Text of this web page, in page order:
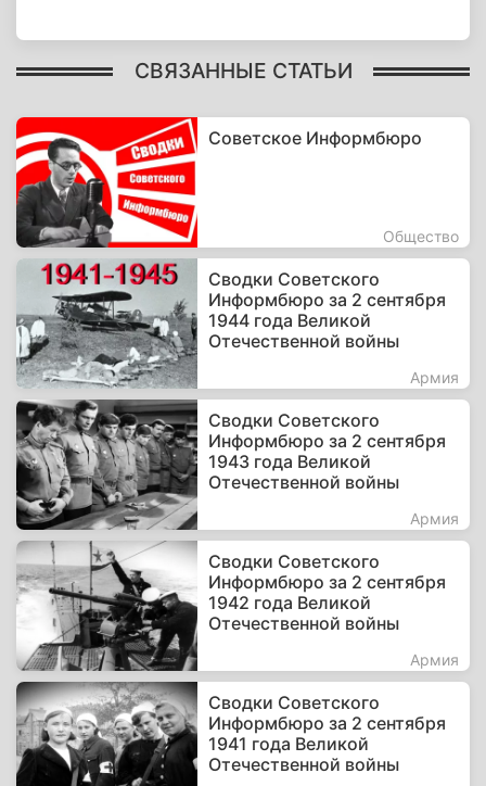
СВЯЗАННЫЕ СТАТЬИ
Советское Информбюро
Общество
Сводки Советского
Информбюро за 2 сентября
1944 года Великой
Отечественной войны
Армия
Сводки Советского
Информбюро за 2 сентября
1943 года Великой
Отечественной войны
Армия
Сводки Советского
Информбюро за 2 сентября
1942 года Великой
Отечественной войны
Армия
Сводки Советского
Информбюро за 2 сентября
1941 года Великой
Отечественной войны